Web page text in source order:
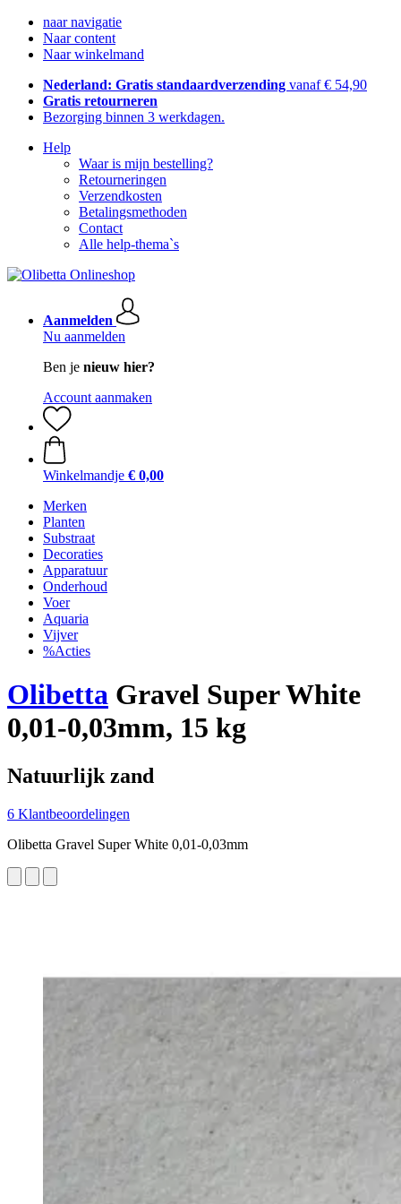
naar navigatie
Naar content
Naar winkelmand
Nederland: Gratis standaardverzending vanaf € 54,90
Gratis retourneren
Bezorging binnen 3 werkdagen.
Help
Waar is mijn bestelling?
Retourneringen
Verzendkosten
Betalingsmethoden
Contact
Alle help-thema`s
Aanmelden
Nu aanmelden
Ben je nieuw hier?
Account aanmaken
Winkelmandje € 0,00
Merken
Planten
Substraat
Decoraties
Apparatuur
Onderhoud
Voer
Aquaria
Vijver
%Acties
Olibetta Gravel Super White
0,01-0,03mm, 15 kg
Natuurlijk zand
6 Klantbeoordelingen
Olibetta Gravel Super White 0,01-0,03mm